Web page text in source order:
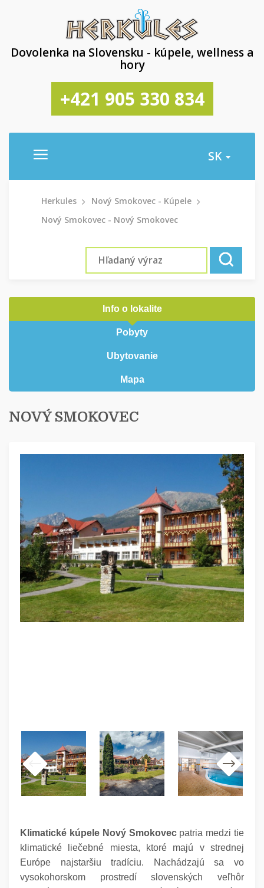
Dovolenka na Slovensku - kúpele, wellness a
hory
+421 905 330 834
SK
Herkules
Nový Smokovec - Kúpele
Nový Smokovec - Nový Smokovec
Info o lokalite
Pobyty
Ubytovanie
Mapa
NOVÝ SMOKOVEC
Klimatické kúpele Nový Smokovecpatria medzi tie
klimatické liečebné miesta, ktoré majú v strednej
Európe najstaršiu tradíciu. Nachádzajú sa vo
vysokohorskom prostredí slovenských veľhôr